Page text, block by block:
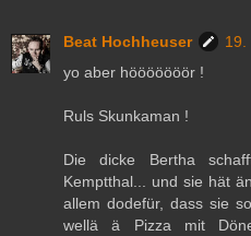
Beat Hochheuser
19.
yo aber hööööööör !
Ruls Skunkaman !
Die dicke Bertha
Kemptthal... und sie hät
allem dodefür, dass sie
wellä ä Pizza mit